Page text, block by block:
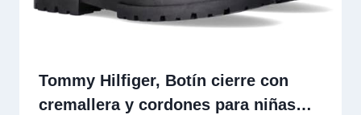
Tommy Hilfiger, Botín cierre con
cremallera y cordones para niñas…